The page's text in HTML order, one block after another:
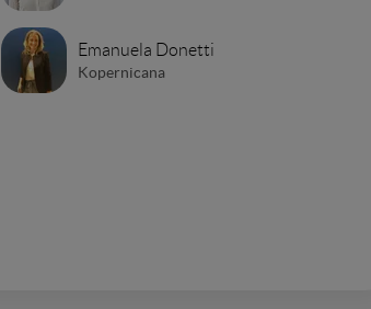
Emanuela Donetti
Kopernicana